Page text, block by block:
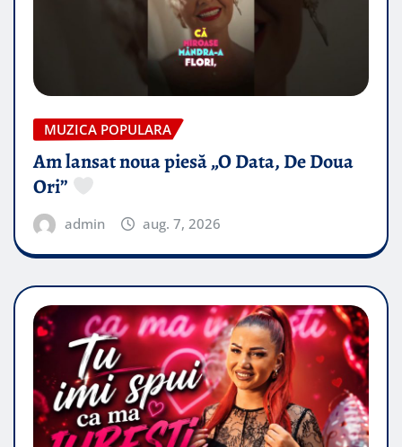
MUZICA POPULARA
Am lansat noua piesă „O Data, De Doua
Ori”
admin aug. 7, 2026